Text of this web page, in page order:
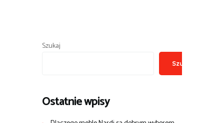
Szukaj
Szukaj
Ostatnie wpisy